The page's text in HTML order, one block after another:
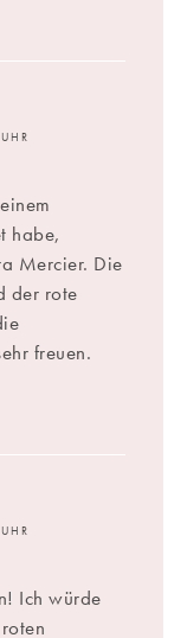
habe,
Mercier. Die
der rote
freuen.
Ich würde